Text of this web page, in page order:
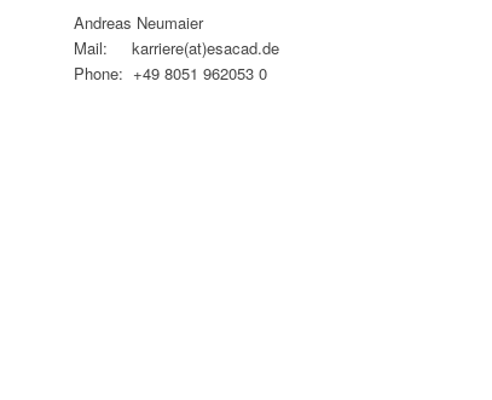
Andreas Neumaier
Mail: karriere(at)esacad.de
Phone: +49 8051 962053 0